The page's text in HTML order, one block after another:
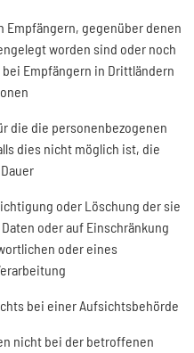
Empfängern, gegenüber denen
worden sind oder noch
Empfängern in Drittländern
die die personenbezogenen
dies nicht möglich ist, die
oder Löschung der sie
oder auf Einschränkung
oder eines
bei einer Aufsichtsbehörde
nicht bei der betroffenen